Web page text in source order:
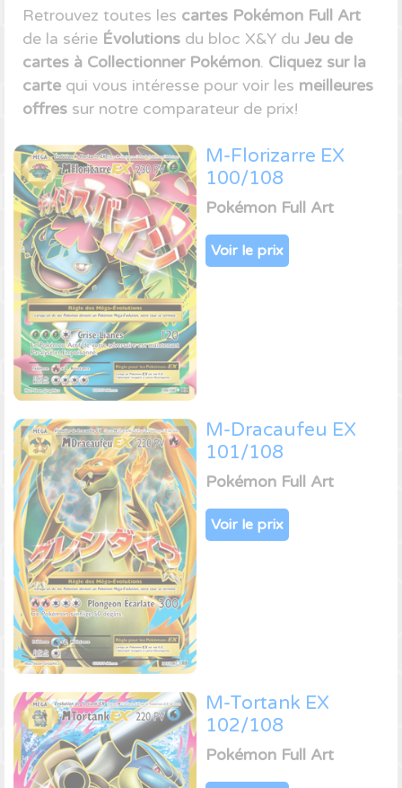
Retrouvez toutes les cartes Pokémon Full Art
de la série Évolutions du bloc X&Y du Jeu de
cartes à Collectionner Pokémon. Cliquez sur la
carte qui vous intéresse pour voir les meilleures
offres sur notre comparateur de prix!
M-Florizarre EX
100/108
Pokémon Full Art
Voir le prix
M-Dracaufeu EX
101/108
Pokémon Full Art
Voir le prix
M-Tortank EX
102/108
Pokémon Full Art